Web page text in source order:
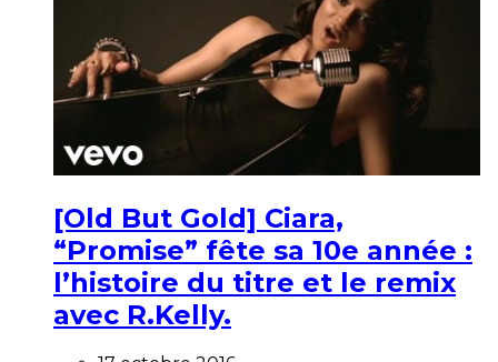
[Old But Gold] Ciara,
“Promise” fête sa 10e année :
l’histoire du titre et le remix
avec R.Kelly.